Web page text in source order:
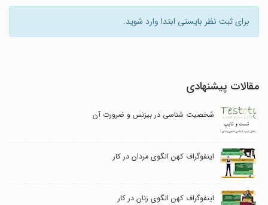
برای ثبت نظر بایستی ابتدا وارد شوید.
مقالات پیشنهادی
شخصیت شناسی در بیزنس و ضرورت آن
اینفوگراف کهن الگوی مردان در کار
اینفوگراف کهن الگوی زنان در کار